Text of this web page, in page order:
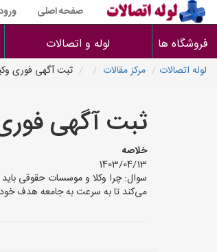
صفحه اصلی
فروشگاه ها لوله و اتصالات
لوله اتصالات مرکز مقالات ثبت آگهی فوری
ثبت آگهی
خلاصه
1403/04/13
سوال: چرا وکلا و موسسات حقوقی باید
می‌کند تا به سرعت به جامعه هدف